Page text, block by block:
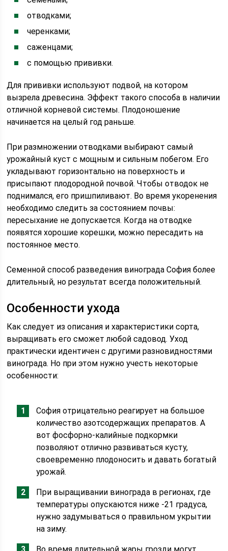
отводками;
черенками;
саженцами;
с помощью прививки.
Для прививки используют подвой, на котором
вызрела древесина. Эффект такого способа в наличии
отличной корневой системы. Плодоношение
начинается на целый год раньше.
При размножении отводками выбирают самый
урожайный куст с мощным и сильным побегом. Его
укладывают горизонтально на поверхность и
присыпают плодородной почвой. Чтобы отводок не
поднимался, его пришпиливают. Во время укоренения
необходимо следить за состоянием почвы:
пересыхание не допускается. Когда на отводке
появятся хорошие корешки, можно пересадить на
постоянное место.
Семенной способ разведения винограда София более
длительный, но результат всегда положительный.
Особенности ухода
Как следует из описания и характеристики сорта,
выращивать его сможет любой садовод. Уход
практически идентичен с другими разновидностями
винограда. Но при этом нужно учесть некоторые
особенности:
София отрицательно реагирует на большое
количество азотсодержащих препаратов. А
вот фосфорно-калийные подкормки
позволяют отлично развиваться кусту,
своевременно плодоносить и давать богатый
урожай.
При выращивании винограда в регионах, где
температуры опускаются ниже -21 градуса,
нужно задумываться о правильном укрытии
на зиму.